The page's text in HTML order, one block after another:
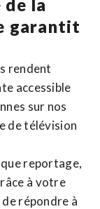
la
garantit
rendent
accessible
sur nos
de télévision
reportage,
à votre
répondre à